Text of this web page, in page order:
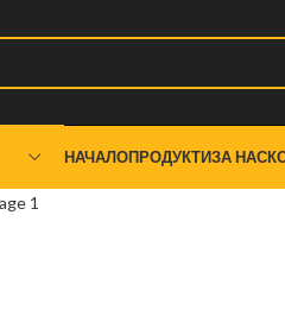
НАЧАЛОПРОДУКТИЗА НАС